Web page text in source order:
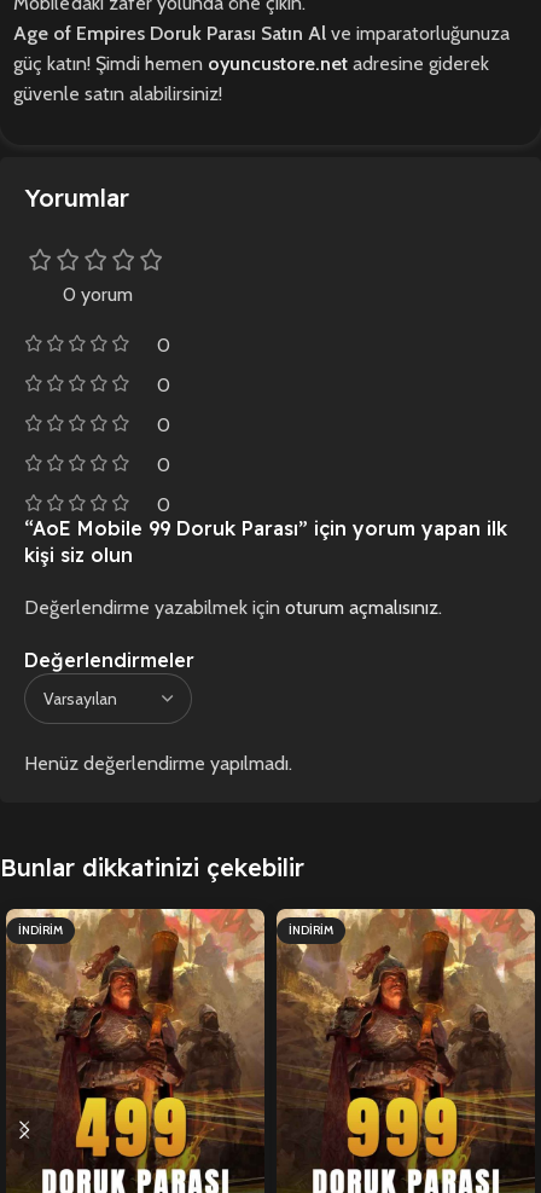
Age of Empires Doruk Parası Satın Al ve imparatorluğunuza
güç katın! Şimdi hemen oyuncustore.net adresine giderek
güvenle satın alabilirsiniz!
Yorumlar
0 yorum
0
0
0
0
0
Değerlendirmeler
Henüz değerlendirme yapılmadı.
“AoE Mobile 99 Doruk Parası” için yorum yapan ilk
kişi siz olun
Değerlendirme yazabilmek için oturum açmalısınız.
Bunlar dikkatinizi çekebilir
İNDIRIM İNDIRIM